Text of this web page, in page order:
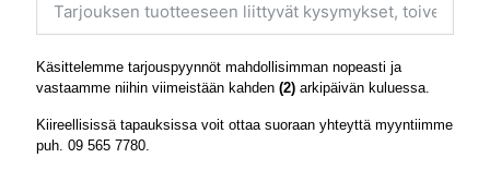
Käsittelemme tarjouspyynnöt mahdollisimman nopeasti ja
vastaamme niihin viimeistään kahden (2) arkipäivän kuluessa.
Kiireellisissä tapauksissa voit ottaa suoraan yhteyttä myyntiimme
puh. 09 565 7780